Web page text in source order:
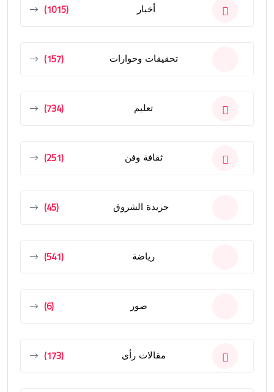
أخبار (1015)
تحقيقات وحوارات (157)
تعليم (734)
ثقافة وفن (251)
جريدة الشروق (45)
رياضة (541)
صور (6)
مقالات رأى (173)